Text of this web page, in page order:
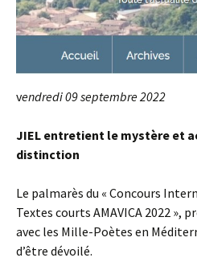
vendredi 09 septembre 2022
JIEL entretient le mystère et
distinction
Le palmarès du « Concours
Textes courts AMAVICA 2022 »,
avec les Mille-Poètes en
d’être dévoilé.